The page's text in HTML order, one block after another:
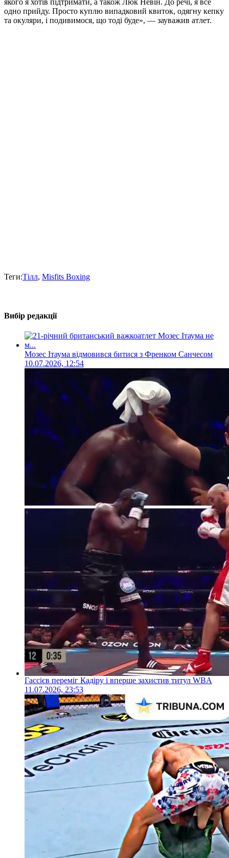
якого я хотів підтримати, а також Люк Невін. До речі, я все
одно прийду. Просто куплю випадковий квиток, одягну кепку
та окуляри, і подивимося, що тоді буде», — зауважив атлет.
Теги:Тілл, Misfits Boxing
Вибір редакції
Мозес Ітаума відмовився битися з Френком Санчесом
10.07.2026, 12:54
Гассієв переміг Кадіру і вперше захистив титул WBA
11.07.2026, 23:53